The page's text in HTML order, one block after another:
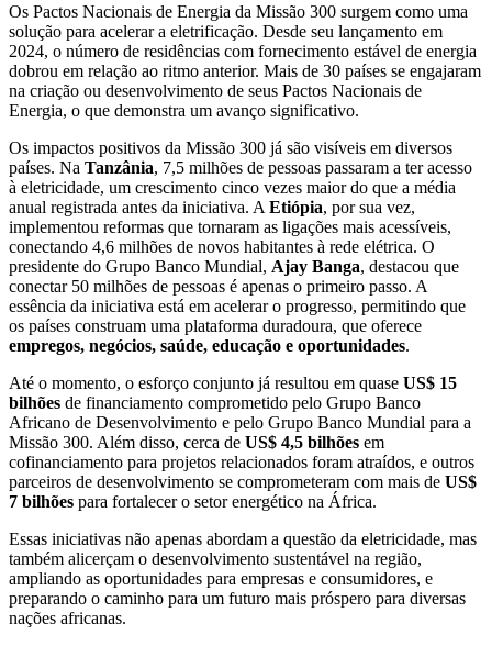
Os Pactos Nacionais de Energia da Missão 300 surgem como uma
solução para acelerar a eletrificação. Desde seu lançamento em
2024, o número de residências com fornecimento estável de energia
dobrou em relação ao ritmo anterior. Mais de 30 países se engajaram
na criação ou desenvolvimento de seus Pactos Nacionais de
Energia, o que demonstra um avanço significativo.
Os impactos positivos da Missão 300 já são visíveis em diversos
países. Na Tanzânia, 7,5 milhões de pessoas passaram a ter acesso
à eletricidade, um crescimento cinco vezes maior do que a média
anual registrada antes da iniciativa. A Etiópia, por sua vez,
implementou reformas que tornaram as ligações mais acessíveis,
conectando 4,6 milhões de novos habitantes à rede elétrica. O
presidente do Grupo Banco Mundial, Ajay Banga, destacou que
conectar 50 milhões de pessoas é apenas o primeiro passo. A
essência da iniciativa está em acelerar o progresso, permitindo que
os países construam uma plataforma duradoura, que oferece
empregos, negócios, saúde, educação e oportunidades.
Até o momento, o esforço conjunto já resultou em quase US$ 15
bilhões de financiamento comprometido pelo Grupo Banco
Africano de Desenvolvimento e pelo Grupo Banco Mundial para a
Missão 300. Além disso, cerca de US$ 4,5 bilhões em
cofinanciamento para projetos relacionados foram atraídos, e outros
parceiros de desenvolvimento se comprometeram com mais de US$
7 bilhões para fortalecer o setor energético na África.
Essas iniciativas não apenas abordam a questão da eletricidade, mas
também alicerçam o desenvolvimento sustentável na região,
ampliando as oportunidades para empresas e consumidores, e
preparando o caminho para um futuro mais próspero para diversas
nações africanas.